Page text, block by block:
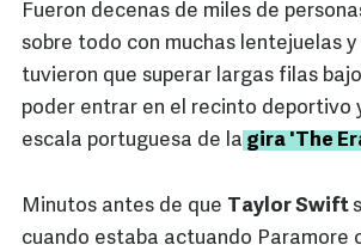
Fueron decenas de miles de
sobre todo con muchas lentejuelas y
tuvieron que superar largas filas
poder entrar en el recinto deportivo
escala portuguesa de la gira 'The
Minutos antes de que Taylor Swift
cuando estaba actuando Paramore